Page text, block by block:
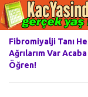
Fibromiyalji Tanı
Ağrılarım Var
Öğren!